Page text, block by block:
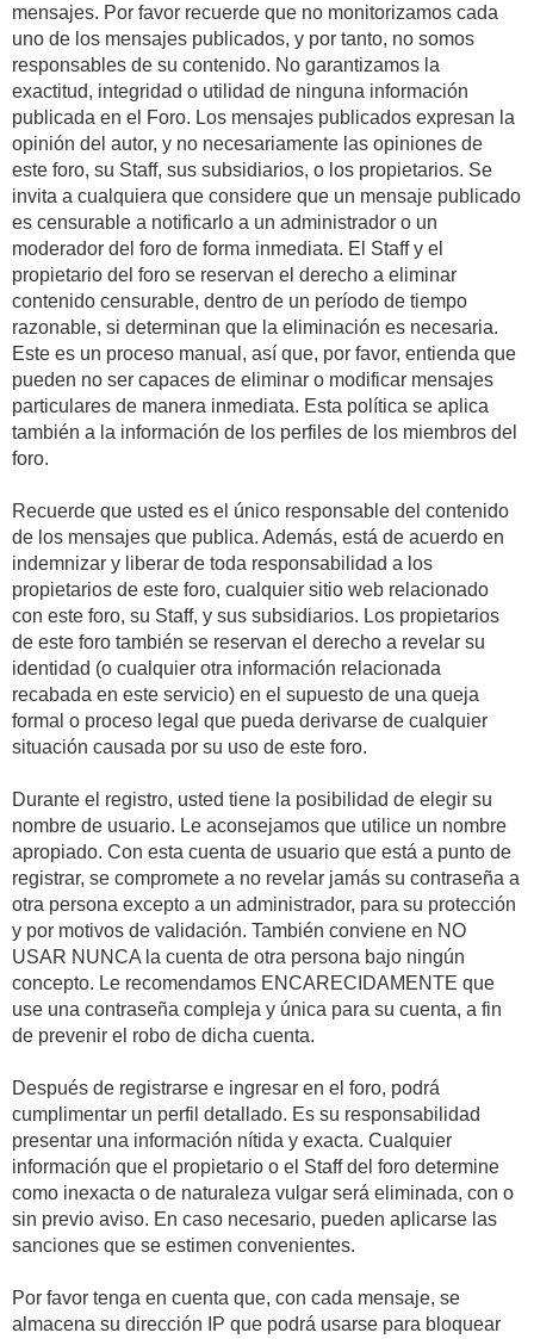
mensajes. Por favor recuerde que no monitorizamos cada
uno de los mensajes publicados, y por tanto, no somos
responsables de su contenido. No garantizamos la
exactitud, integridad o utilidad de ninguna información
publicada en el Foro. Los mensajes publicados expresan la
opinión del autor, y no necesariamente las opiniones de
este foro, su Staff, sus subsidiarios, o los propietarios. Se
invita a cualquiera que considere que un mensaje publicado
es censurable a notificarlo a un administrador o un
moderador del foro de forma inmediata. El Staff y el
propietario del foro se reservan el derecho a eliminar
contenido censurable, dentro de un período de tiempo
razonable, si determinan que la eliminación es necesaria.
Este es un proceso manual, así que, por favor, entienda que
pueden no ser capaces de eliminar o modificar mensajes
particulares de manera inmediata. Esta política se aplica
también a la información de los perfiles de los miembros del
foro.
Recuerde que usted es el único responsable del contenido
de los mensajes que publica. Además, está de acuerdo en
indemnizar y liberar de toda responsabilidad a los
propietarios de este foro, cualquier sitio web relacionado
con este foro, su Staff, y sus subsidiarios. Los propietarios
de este foro también se reservan el derecho a revelar su
identidad (o cualquier otra información relacionada
recabada en este servicio) en el supuesto de una queja
formal o proceso legal que pueda derivarse de cualquier
situación causada por su uso de este foro.
Durante el registro, usted tiene la posibilidad de elegir su
nombre de usuario. Le aconsejamos que utilice un nombre
apropiado. Con esta cuenta de usuario que está a punto de
registrar, se compromete a no revelar jamás su contraseña a
otra persona excepto a un administrador, para su protección
y por motivos de validación. También conviene en NO
USAR NUNCA la cuenta de otra persona bajo ningún
concepto. Le recomendamos ENCARECIDAMENTE que
use una contraseña compleja y única para su cuenta, a fin
de prevenir el robo de dicha cuenta.
Después de registrarse e ingresar en el foro, podrá
cumplimentar un perfil detallado. Es su responsabilidad
presentar una información nítida y exacta. Cualquier
información que el propietario o el Staff del foro determine
como inexacta o de naturaleza vulgar será eliminada, con o
sin previo aviso. En caso necesario, pueden aplicarse las
sanciones que se estimen convenientes.
Por favor tenga en cuenta que, con cada mensaje, se
almacena su dirección IP que podrá usarse para bloquear